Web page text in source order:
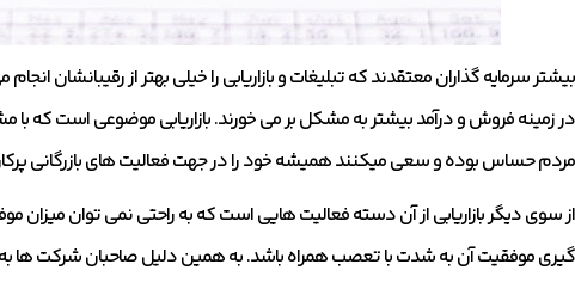
بیشتر سرمایه گذاران معتقدند که تبلیغات و بازاریابی را خیلی بهتر از رقیبانشان
در زمینه فروش و درآمد بیشتر به مشکل بر می خورند. بازاریابی موضوعی است که
مردم حساس بوده و سعی میکنند همیشه خود را در جهت فعالیت های بازرگانی
از سوی دیگر بازاریابی از آن دسته فعالیت هایی است که به راحتی نمی توان میزان
گیری موفقیت آن به شدت با تعصب همراه باشد. به همین دلیل صاحبان شرکت ها